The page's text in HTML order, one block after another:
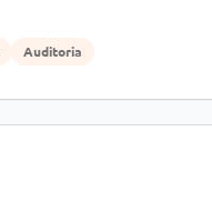
Auditoria